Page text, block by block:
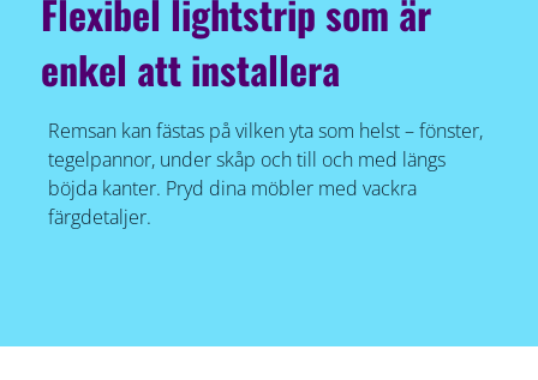
Flexibel lightstrip som är
enkel att installera
Remsan kan fästas på vilken yta som helst – fönster,
tegelpannor, under skåp och till och med längs
böjda kanter. Pryd dina möbler med vackra
färgdetaljer.